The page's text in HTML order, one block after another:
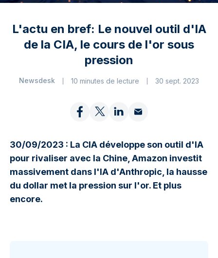
L'actu en bref: Le nouvel outil d'IA
de la CIA, le cours de l'or sous
pression
Newsdesk 10 minutes de lecture 30 sept. 2023
30/09/2023 : La CIA développe son outil d'IA
pour rivaliser avec la Chine, Amazon investit
massivement dans l'IA d'Anthropic, la hausse
du dollar met la pression sur l'or. Et plus
encore.